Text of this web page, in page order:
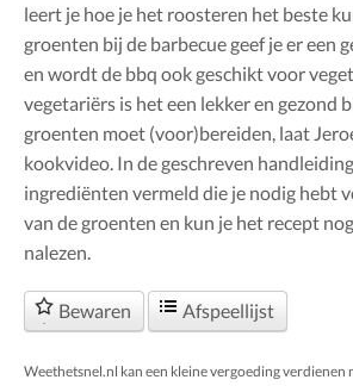
leert je hoe je het roosteren het beste
groenten bij de barbecue geef je er een
en wordt de bbq ook geschikt voor
vegetariërs is het een lekker en gezond
groenten moet (voor)bereiden, laat
kookvideo. In de geschreven
ingrediënten vermeld die je nodig hebt
van de groenten en kun je het recept
nalezen.
Bewaren Afspeellijst
Weethetsnel.nl kan een kleine vergoeding verdienen